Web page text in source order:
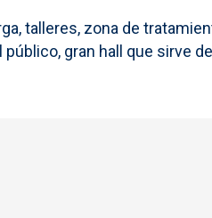
talleres, zona de
gran hall que sirve